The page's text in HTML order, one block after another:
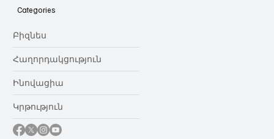
նվիրում որոշում
Categories
Բիզնես
Հաղորդակցություն
Ինովացիա
Կրթություն